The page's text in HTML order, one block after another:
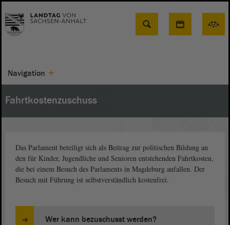
Suche
Navigation
Fahrtkostenzuschuss
Das Parlament beteiligt sich als Beitrag zur politischen Bildung an
den für Kinder, Jugendliche und Senioren entstehenden Fahrtkosten,
die bei einem Besuch des Parlaments in Magdeburg anfallen. Der
Besuch mit Führung ist selbstverständlich kostenfrei.
Wer kann bezuschusst werden?